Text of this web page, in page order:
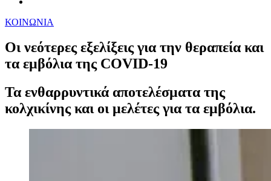
ΚΟΙΝΩΝΙΑ
Οι νεότερες εξελίξεις για την θεραπεία και
τα εμβόλια της COVID-19
Τα ενθαρρυντικά αποτελέσματα της
κολχικίνης και οι μελέτες για τα εμβόλια.